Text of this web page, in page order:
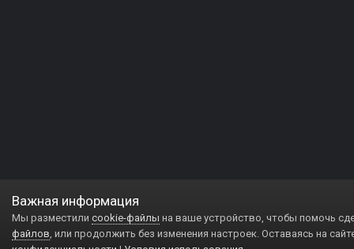
Важная информация
Мы разместили cookie-файлы на ваше устройство, чтобы помочь
файлов, или продолжить без изменения настроек. Оставаясь на